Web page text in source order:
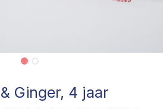
Ginger, 4 jaar